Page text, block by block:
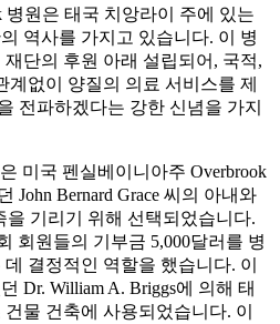
병원은 태국 치앙라이 주에 있는
역사를 가지고 있습니다. 이 병
단의 후원 아래 설립되어, 국적,
계없이 양질의 의료 서비스를 제
전파하겠다는 강한 신념을 가지
미국 펜실베이니아주 Overbrook
John Bernard Grace 씨의 아내와
을 기리기 위해 선택되었습니다.
회원들의 기부금 5,000달러를 병
결정적인 역할을 했습니다. 이
Dr. William A. Briggs에 의해 태
물 건축에 사용되었습니다. 이